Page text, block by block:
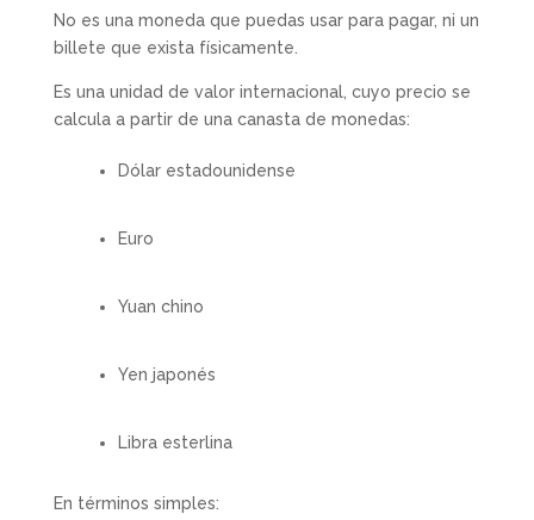
No es una moneda que puedas usar para pagar, ni un
billete que exista físicamente.
Es una unidad de valor internacional, cuyo precio se
calcula a partir de una canasta de monedas:
Dólar estadounidense
Euro
Yuan chino
Yen japonés
Libra esterlina
En términos simples: